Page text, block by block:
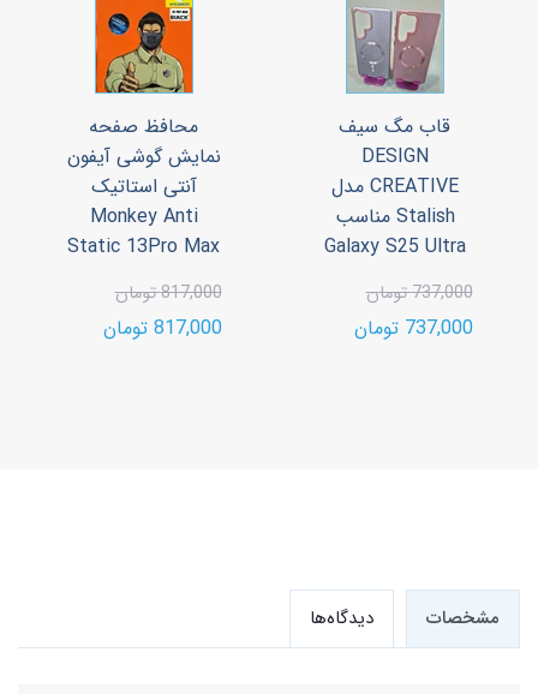
قاب مگ سیف
DESIGN
CREATIVE مدل
Stalish مناسب
Galaxy S25 Ultra
737,000 تومان
737,000 تومان
محافظ صفحه
نمایش گوشی آیفون
آنتی استاتیک
Monkey Anti
Static 13Pro Max
817,000 تومان
817,000 تومان
مشخصات دیدگاه‌ها